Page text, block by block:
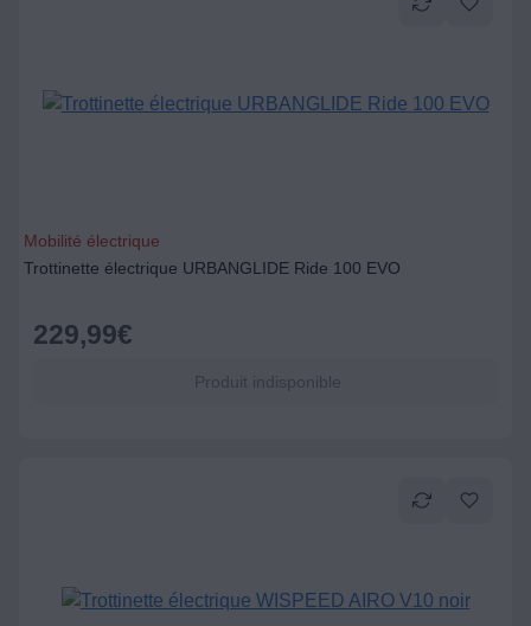
Mobilité électrique
Trottinette électrique URBANGLIDE Ride 100 EVO
229,99€
Produit indisponible